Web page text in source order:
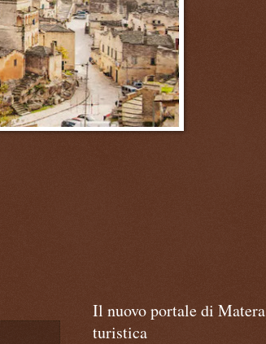
Il nuovo portale di Matera
turistica